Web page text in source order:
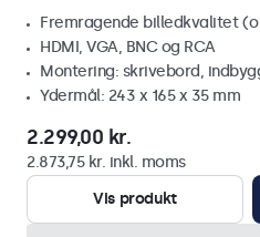
Fremragende billedkvalitet
HDMI, VGA, BNC og RCA
Montering: skrivebord,
Ydermål: 243 x 165 x 35 mm
2.299,00 kr.
2.873,75 kr. inkl. moms
Vis produkt